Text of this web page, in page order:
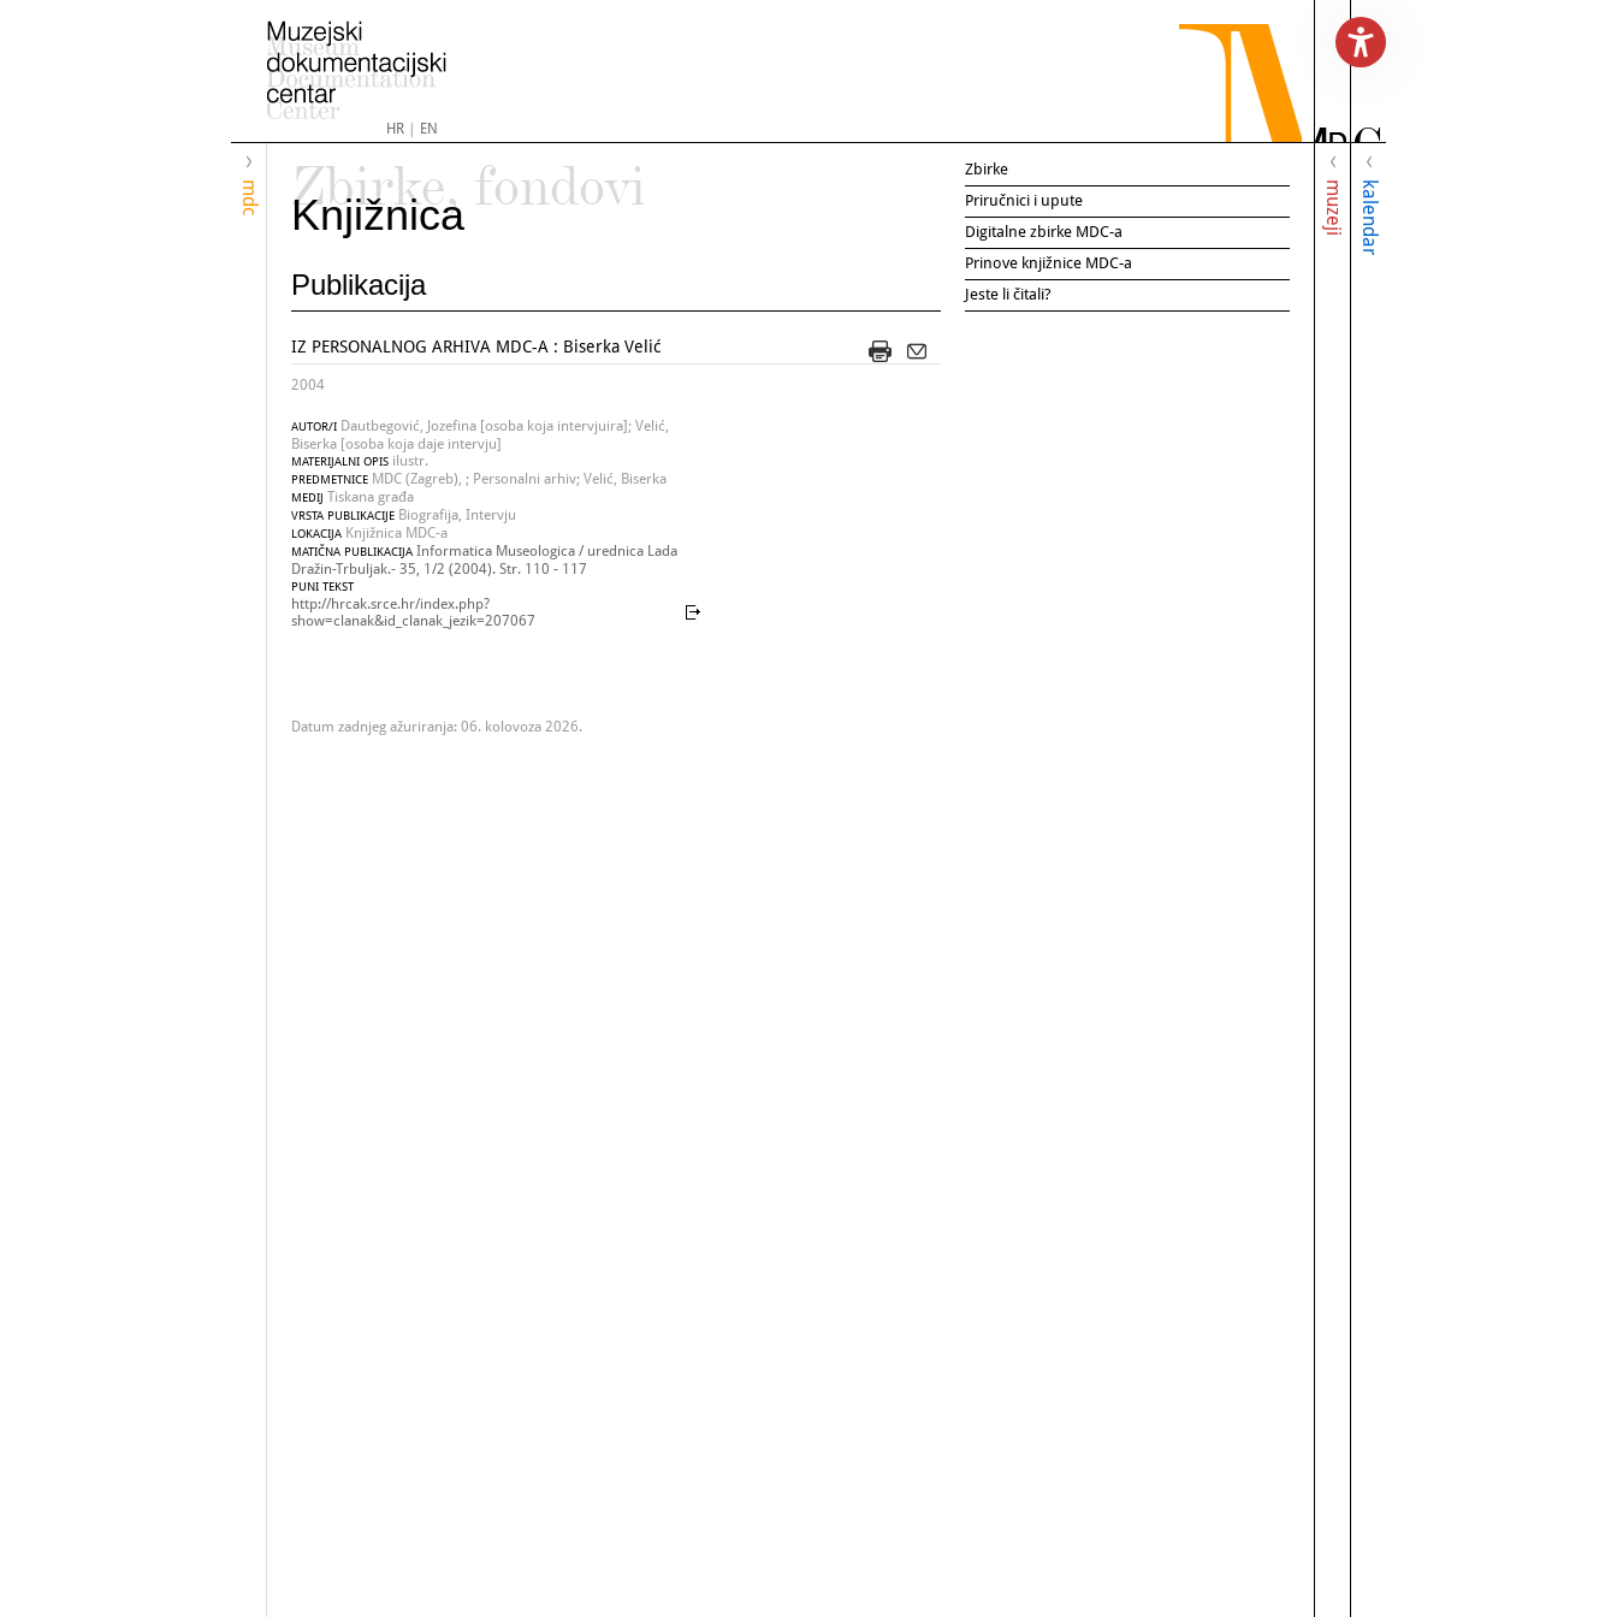
HR| EN
mdc muzeji kalendar
Zbirke, fondovi
Knjižnica
Publikacija
IZ PERSONALNOG ARHIVA MDC-A : Biserka Velić
2004
AUTOR/I Dautbegović, Jozefina [osoba koja intervjuira]; Velić,
Biserka [osoba koja daje intervju]
MATERIJALNI OPIS ilustr.
PREDMETNICE MDC (Zagreb), ; Personalni arhiv; Velić, Biserka
MEDIJ Tiskana građa
VRSTA PUBLIKACIJE Biografija, Intervju
LOKACIJA Knjižnica MDC-a
MATIČNA PUBLIKACIJA Informatica Museologica / urednica Lada
Dražin-Trbuljak.- 35, 1/2 (2004). Str. 110 - 117
PUNI TEKST
http://hrcak.srce.hr/index.php?
show=clanak&id_clanak_jezik=207067
Datum zadnjeg ažuriranja: 06. kolovoza 2026.
Zbirke
Priručnici i upute
Digitalne zbirke MDC-a
Prinove knjižnice MDC-a
Jeste li čitali?